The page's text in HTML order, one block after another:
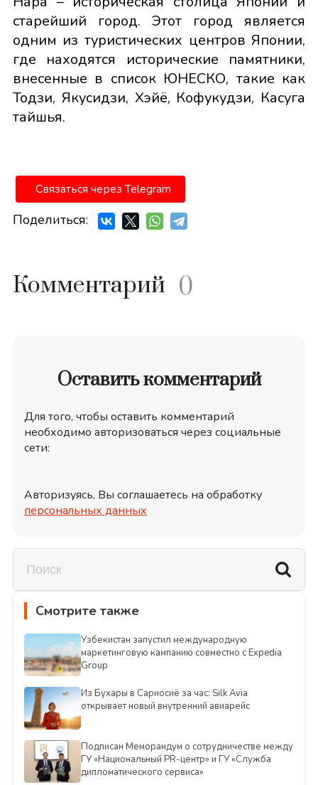
старейший город. Этот город является
одним из туристических центров Японии,
где находятся исторические памятники,
внесенные в список ЮНЕСКО, такие как
Тодзи, Якусидзи, Хэйё, Кофукудзи, Касуга
тайшья.
Связаться через Telegram
Поделиться:
Комментарий 0
Оставить комментарий
Для того, чтобы оставить комментарий
необходимо авторизоваться через социальные
сети:
Авторизуясь, Вы соглашаетесь на обработку
персональных данных
Смотрите также
Узбекистан запустил международную
маркетинговую кампанию совместно с Expedia
Group
Из Бухары в Сариосиё за час: Silk Avia
открывает новый внутренний авиарейс
Подписан Меморандум о сотрудничестве между
ГУ «Национальный PR-центр» и ГУ «Служба
дипломатического сервиса»